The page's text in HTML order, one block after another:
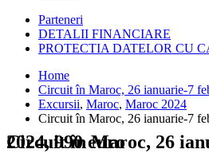
Parteneri
DETALII FINANCIARE
PROTECTIA DATELOR CU
Home
Circuit în Maroc, 26 ianuarie-7
Excursii, Maroc, Maroc 2024
Circuit în Maroc, 26 ianuarie-7
Circuit în Maroc, 26 ianuarie-7 februarie 2024, 990 euro